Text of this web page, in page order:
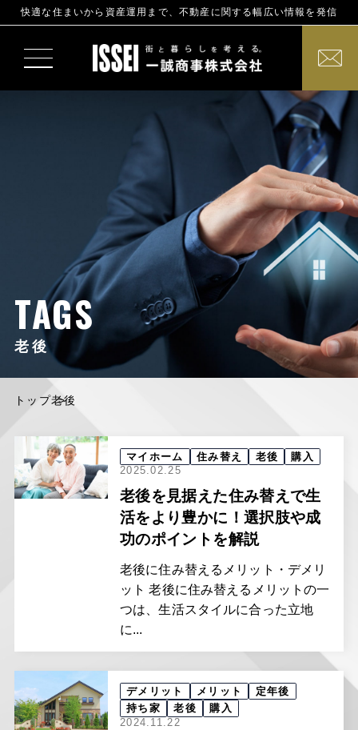
快適な住まいから資産運用まで、不動産に関する幅広い情報を発信
TAGS
老後
トップ老後
マイホーム 住み替え 老後
購入
2025.02.25
老後を見据えた住み替えで生
活をより豊かに！選択肢や成
功のポイントを解説
老後に住み替えるメリット・デメリ
ット 老後に住み替えるメリットの一
つは、生活スタイルに合った立地
に...
デメリット メリット
定年後
持ち家
老後
購入
2024.11.22